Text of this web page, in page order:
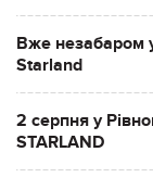
Вже незабаром у
Starland
2 серпня у
STARLAND